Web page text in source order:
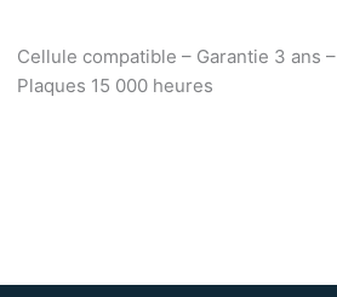
Cellule compatible – Garantie 3 ans –
Plaques 15 000 heures